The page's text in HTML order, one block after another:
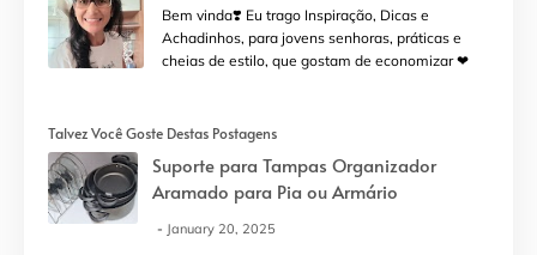
Bem vinda❣️ Eu trago Inspiração, Dicas e
Achadinhos, para jovens senhoras, práticas e
cheias de estilo, que gostam de economizar ❤
Talvez Você Goste Destas Postagens
Suporte para Tampas Organizador
Aramado para Pia ou Armário
January 20, 2025